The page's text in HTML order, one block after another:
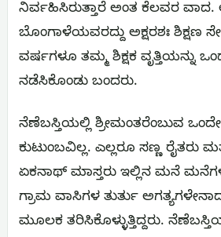
ನಿರ್ವಹಿಸಿರುತ್ತಾರೆ ಅಂತ ಕೆಲವರ ವಾದ.
ಬೊಂಗಾಳೆಯವರದ್ದು ಅಕ್ಷರಶಃ ಶಿಕ್ಷಣ
ವರ್ಷಗಳೂ ತಮ್ಮ ಶಿಕ್ಷಕ ವೃತ್ತಿಯನ್ನು
ನಡೆಸಿಕೊಂಡು ಬಂದರು.
ನೆಣೆಬಸ್ತಿಯಲ್ಲಿ ಶ್ರೀಮಂತರೆಂಬುವ
ಕುಟುಂಬವಿಲ್ಲ. ಎಲ್ಲರೂ ಸಣ್ಣ ರೈತರು
ಏಕನಾಥ್ ಮಾಸ್ತರು ಇಲ್ಲಿನ ಮನೆ
ಗ್ರಾಮ ವಾಸಿಗಳ ತುರ್ತು
ಮೂಲಕ ತರಿಸಿಕೊಳ್ಳುತ್ತಿದ್ದರು.